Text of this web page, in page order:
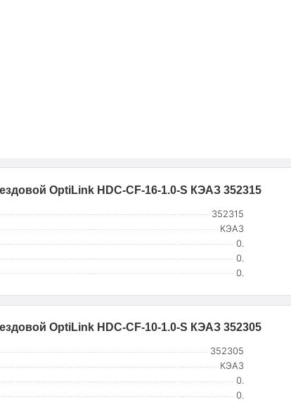
OptiLink HDC-CF-16-1.0-S КЭАЗ 352315
352315
КЭАЗ
0.
0.
0.
OptiLink HDC-CF-10-1.0-S КЭАЗ 352305
352305
КЭАЗ
0.
0.